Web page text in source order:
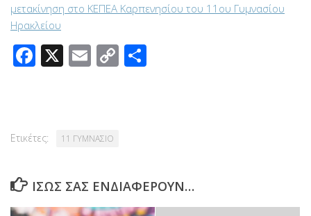
μετακίνηση στο ΚΕΠΕΑ Καρπενησίου του 11ου Γυμνασίου
Ηρακλείου
Facebook
X Email
Copy
Ετικέτες: 11 ΓΥΜΝΑΣΙΟ
ΊΣΩΣ ΣΑΣ ΕΝΔΙΑΦΈΡΟΥΝ…